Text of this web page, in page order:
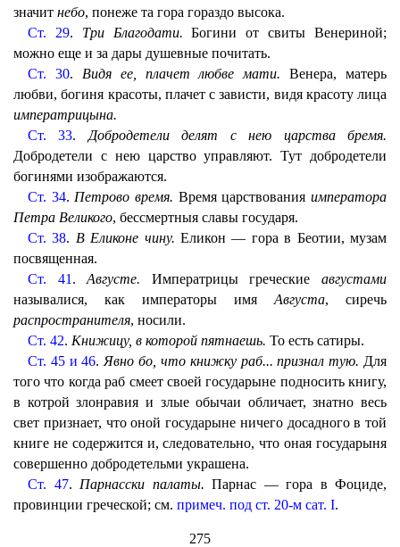
значит небо, понеже та гора гораздо высока.
Ст. 29. Три Благодати. Богини от свиты Венериной;
можно еще и за дары душевные почитать.
Ст. 30. Видя ее, плачет любве мати. Венера, матерь
любви, богиня красоты, плачет с зависти, видя красоту лица
императрицына.
Ст. 33. Добродетели делят с нею царства бремя.
Добродетели с нею царство управляют. Тут добродетели
богинями изображаются.
Ст. 34. Петрово время. Время царствованияимператора
Петра Великого, бессмертныя славы государя.
Ст. 38. В Еликоне чину. Еликон — гора в Беотии, музам
посвященная.
Ст. 41 .Августе. Императрицы греческиеавгустами
называлися, как императоры имя Августа, сиречь
распространителя, носили.
Ст. 42. Книжицу, в которой пятнаешь. То есть сатиры.
Ст. 45 и 46. Явно бо, что книжку раб... признал тую. Для
того что когда раб смеет своей государыне подносить книгу,
в котрой злонравия и злые обычаи обличает, знатно весь
свет признает, что оной государыне ничего досадного в той
книге не содержится и, следовательно, что оная государыня
совершенно добродетельми украшена.
Ст. 47. Парнасски палаты. Парнас — гора в Фоциде,
провинции греческой; см. примеч. под ст. 20-м сат. I.
275